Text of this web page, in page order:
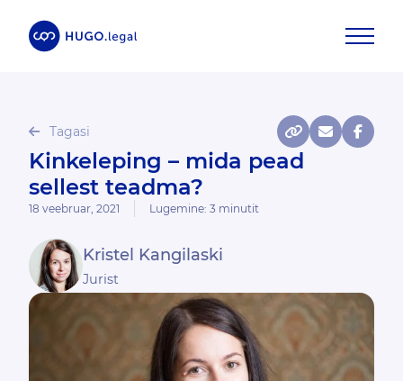
Tagasi
Kinkeleping – mida pead
sellest teadma?
18 veebruar, 2021 Lugemine: 3 minutit
Kristel Kangilaski
Jurist